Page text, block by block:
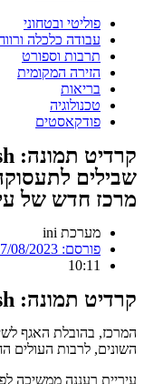
פוליטי ובטחוני
עבודה כלכלה
תרבות וספורט
הזירה המקומית
בריאות
טכנולוגיה
פודקאסטים
קרדיט תמונה: DISRUPTIVO unsplash
שבילים
מרכז חדש של
מערכת ini
פורסם:
10:11
קרדיט תמונה: DISRUPTIVO unsplash
המרכז, בהובלת האגף
השונים, לרבות העולים